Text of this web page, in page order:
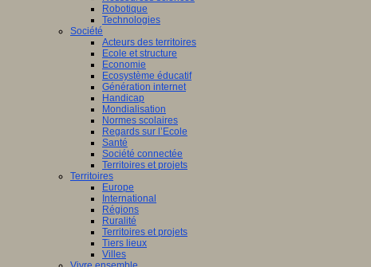
Robotique
Technologies
Société
Acteurs des territoires
Ecole et structure
Economie
Ecosystème éducatif
Génération internet
Handicap
Mondialisation
Normes scolaires
Regards sur l’Ecole
Santé
Société connectée
Territoires et projets
Territoires
Europe
International
Régions
Ruralité
Territoires et projets
Tiers lieux
Villes